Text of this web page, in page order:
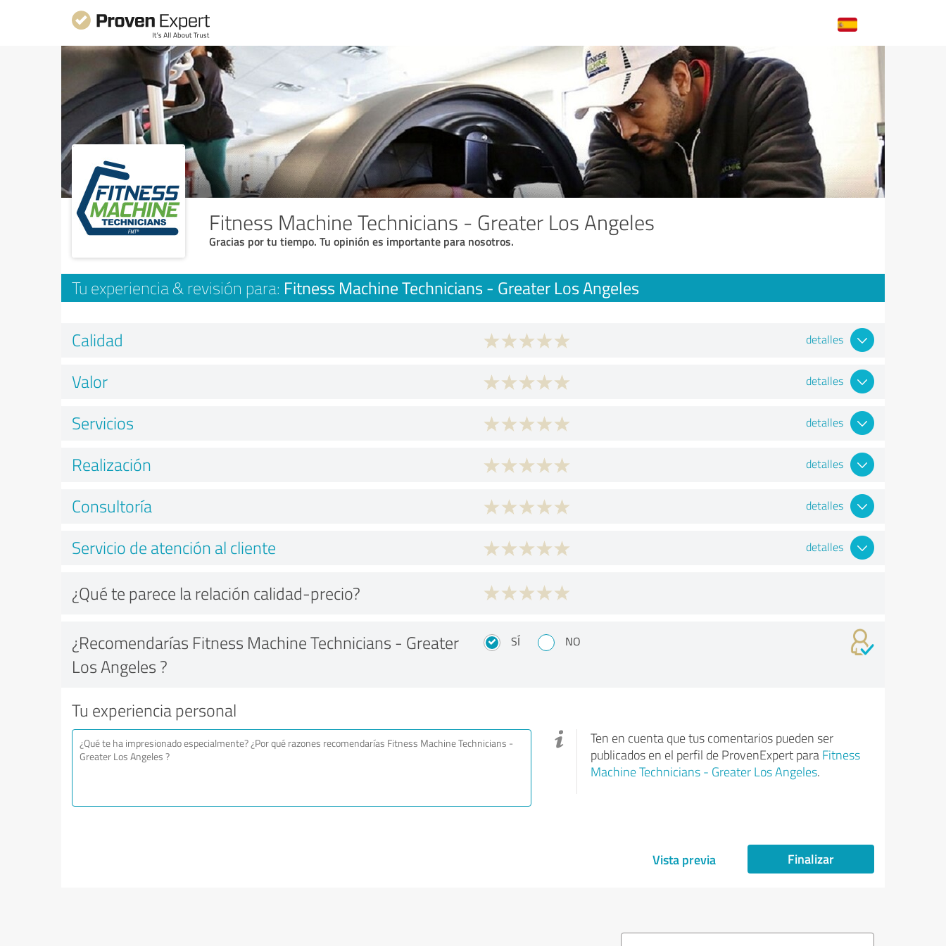
Fitness Machine Technicians - Greater Los Angeles
Gracias por tu tiempo. Tu opinión es importante para nosotros.
Tu experiencia & revisión para: Fitness Machine Technicians - Greater Los Angeles
Calidad detalles
Valor detalles
Servicios detalles
Realización detalles
Consultoría detalles
Servicio de atención al cliente detalles
¿Qué te parece la relación calidad-precio?
¿Recomendarías Fitness Machine Technicians - Greater
Los Angeles ?
SÍ NO
Tu experiencia personal
Ten en cuenta que tus comentarios pueden ser
publicados en el perfil de ProvenExpert para Fitness
Machine Technicians - Greater Los Angeles.
Vista previa Finalizar